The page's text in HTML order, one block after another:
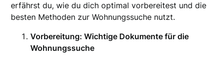
erfährst du, wie du dich optimal vorbereitest und die
besten Methoden zur Wohnungssuche nutzt.
Vorbereitung: Wichtige Dokumente für die
Wohnungssuche